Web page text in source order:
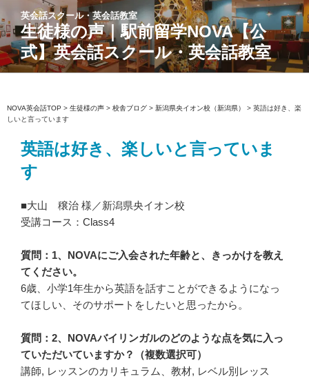
ン
テ
ン
ツ
ス
キ
英会話スクール・英会話教室
生徒様の声｜駅前留学NOVA【公
式】英会話スクール・英会話教室
NOVA英会話TOP > 生徒様の声 > 校舎ブログ > 新潟県央イオン校（新潟県） > 英語は好き、楽
しいと言っています
英語は好き、楽しいと言っていま
す
■大山 穣治 様／新潟県央イオン校
受講コース：Class4
質問：1、NOVAにご入会された年齢と、きっかけを教え
てください。
6歳、小学1年生から英語を話すことができるようになっ
てほしい、そのサポートをしたいと思ったから。
質問：2、NOVAバイリンガルのどのような点を気に入っ
ていただいていますか？（複数選択可）
講師, レッスンのカリキュラム、教材, レベル別レッス